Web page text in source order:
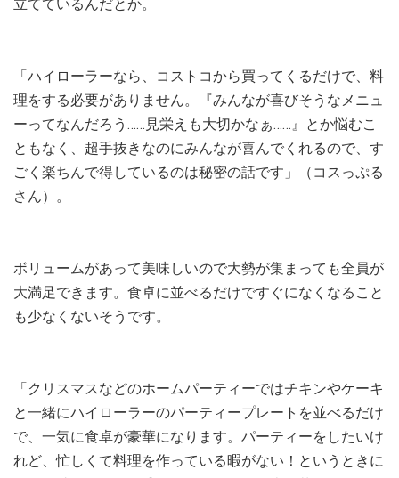
立てているんだとか。
「ハイローラーなら、コストコから買ってくるだけで、料
理をする必要がありません。『みんなが喜びそうなメニュ
ーってなんだろう……見栄えも大切かなぁ……』とか悩むこ
ともなく、超手抜きなのにみんなが喜んでくれるので、す
ごく楽ちんで得しているのは秘密の話です」（コスっぷる
さん）。
ボリュームがあって美味しいので大勢が集まっても全員が
大満足できます。食卓に並べるだけですぐになくなること
も少なくないそうです。
「クリスマスなどのホームパーティーではチキンやケーキ
と一緒にハイローラーのパーティープレートを並べるだけ
で、一気に食卓が豪華になります。パーティーをしたいけ
れど、忙しくて料理を作っている暇がない！というときに